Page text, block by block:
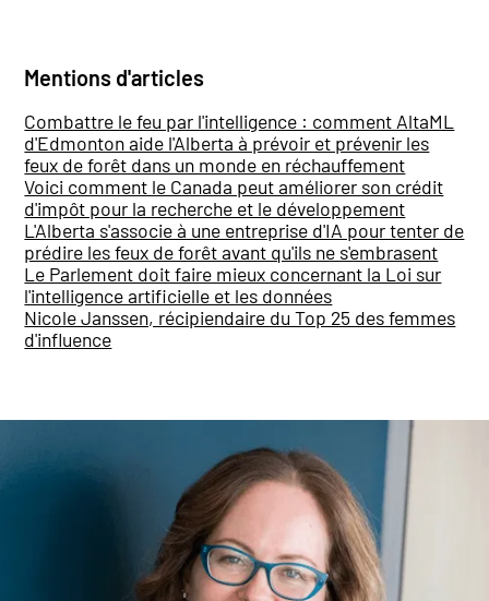
Mentions d'articles
Combattre le feu par l'intelligence : comment AltaML
d'Edmonton aide l'Alberta à prévoir et prévenir les
feux de forêt dans un monde en réchauffement
Voici comment le Canada peut améliorer son crédit
d'impôt pour la recherche et le développement
L'Alberta s'associe à une entreprise d'IA pour tenter de
prédire les feux de forêt avant qu'ils ne s'embrasent
Le Parlement doit faire mieux concernant la Loi sur
l'intelligence artificielle et les données
Nicole Janssen, récipiendaire du Top 25 des femmes
d'influence